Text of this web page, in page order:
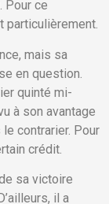
Pour ce
particulièrement.
mais sa
en question.
quinté mi-
à son avantage
contrarier. Pour
crédit.
sa victoire
il a